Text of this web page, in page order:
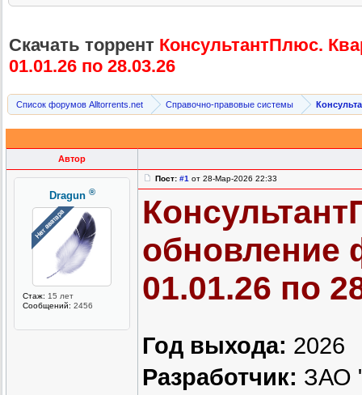
Скачать торрент КонсультантПлюс.
01.01.26 по 28.03.26
Список форумов Alltorrents.net Справочно-правовые системы
Автор
Dragun ®
Стаж: 15 лет
Сообщений: 2456
Пост: #1 от 28-Мар-2026 22:33
обновление
01.01.26 по
Год выхода: 2026
Разработчик: ЗАО